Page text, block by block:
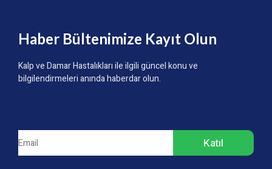
Haber Bültenimize Kayıt Olun
Kalp ve Damar Hastalıkları ile ilgili güncel konu ve
bilgilendirmeleri anında haberdar olun.
Katıl